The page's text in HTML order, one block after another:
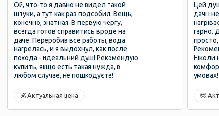
Ой, что-то я давно не видел такой
штуки, а тут как раз подсобил. Вещь,
конечно, знатная. В первую чергу,
всегда готов справитись вроде на
даче. Переробив все работы, вода
нагрелась, и я выдохнул, как после
похода - идеальний душ! Рекомендую
купить, якщо есть такая нужда, в
любом случае, не пошкодуєте!
💰 Актуальная цена
Цей
дачі і
гарно.
Ніколи
умовах!
🤓